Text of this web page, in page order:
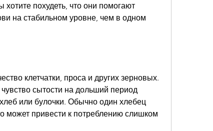
похудеть, что они помогают
на стабильном уровне, чем в одном
клетчатки, проса и других зерновых.
сытости на дольший период
или булочки. Обычно один хлебец
может привести к потреблению слишком